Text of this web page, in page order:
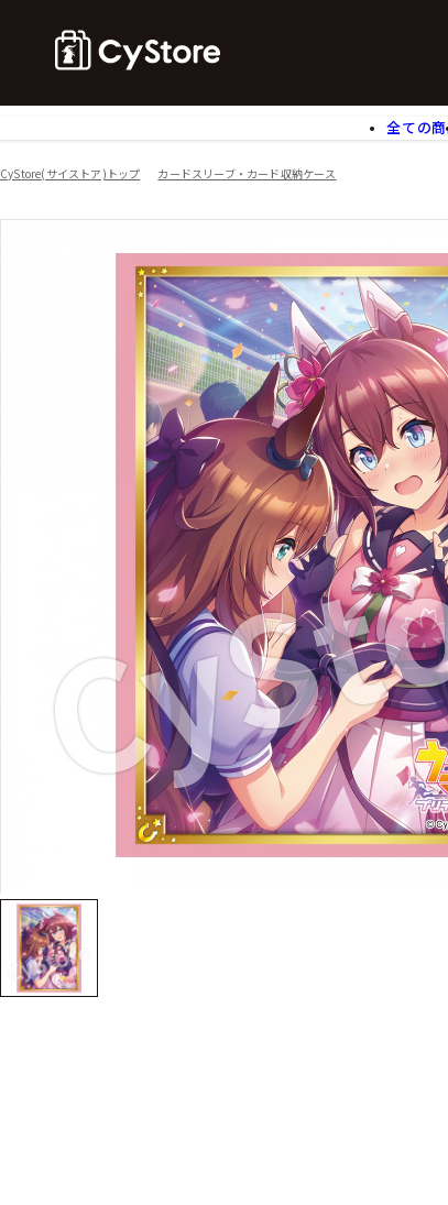
全ての
アクリルスタンド
モバイルグッズ
食玩
文具
チケット
CyStore(サイストア)トップ カードスリーブ・カード収納ケース